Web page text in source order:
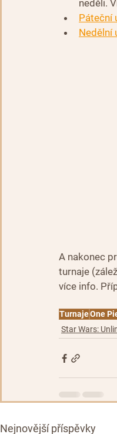
neděli.
Páteční
Nedělní
A nakonec
turnaje
více info.
TurnajeOne
Star Wars:
Nejnovější příspěvky